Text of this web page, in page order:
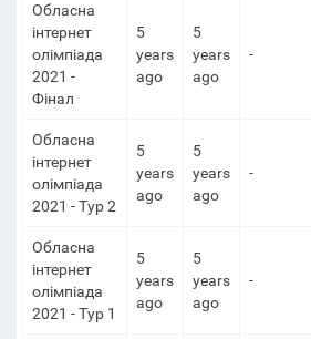
Обласна
інтернет
олімпіада
2021 -
Фінал
5
years
ago
5
years
ago
-
Обласна
інтернет
олімпіада
2021 - Тур 2
5
years
ago
5
years
ago
-
Обласна
інтернет
олімпіада
2021 - Тур 1
5
years
ago
5
years
ago
-